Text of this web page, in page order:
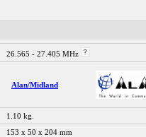
26.565 - 27.405 MHz
Alan/Midland
1.10 kg.
153 x 50 x 204 mm